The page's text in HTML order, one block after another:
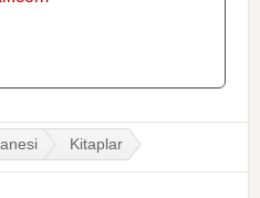
Kitaplar